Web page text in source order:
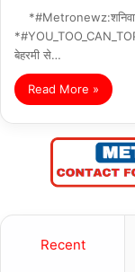
बेहरमी से…
Read More »
Recent